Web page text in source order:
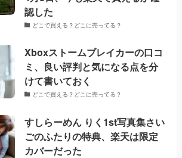
認した
どこで買える？どこに売ってる？
Xboxストームブレイカーの口コ
ミ、良い評判と気になる点を分
けて書いておく
どこで買える？どこに売ってる？
すしらーめん りく1st写真集さい
ごのふたりの特典、楽天は限定
カバーだった